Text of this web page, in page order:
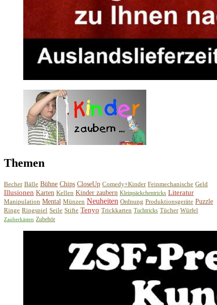
Themen
Becher Bälle Bühne Chips CloseUp Comedy+Kinder Feinmechanische Geld
Illusionen Karten Kellen Kinder zaubern Kleinpäckchentricks Literatur
Manipulation Mental Münzen Neuheiten Ordnung Produktionsgeräte Puzzle
Ringe Ringspiel Seile Stifte Tenyo Trickkarten Tuchtricks Tücher Würfel
Zauberkästen Zubehör